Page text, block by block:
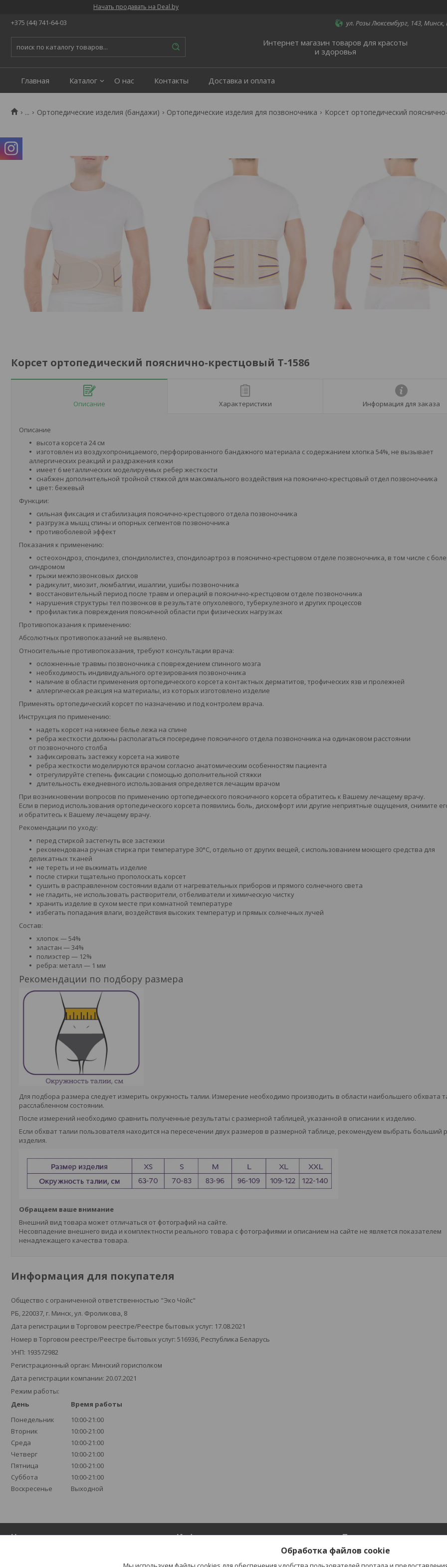
Начать продавать на Deal.by
+375 (44) 741-64-03 ул. Розы Люксембург, 143, Минск,
Интернет магазин товаров для красоты
и здоровья
Главная Каталог О нас Контакты Доставка и оплата
... Ортопедические изделия (бандажи) Ортопедические изделия для позвоночника
Корсет ортопедический пояснично-крестцовый Т-1586
Описание Характеристики Информация для заказа
Описание
высота корсета 24 см
изготовлен из воздухопроницаемого, перфорированного бандажного материала с содержанием хлопка 54%, не вызывает
аллергических реакций и раздражения кожи
имеет 6 металлических моделируемых ребер жесткости
снабжен дополнительной тройной стяжкой для максимального воздействия на пояснично-крестцовый отдел позвоночника
цвет: бежевый
Функции:
сильная фиксация и стабилизация пояснично-крестцового отдела позвоночника
разгрузка мышц спины и опорных сегментов позвоночника
противоболевой эффект
Показания к применению:
остеохондроз, спондилез, спондилолистез, спондилоартроз в пояснично-крестцовом отделе позвоночника, в том числе с
синдромом
грыжи межпозвонковых дисков
радикулит, миозит, люмбалгии, ишалгии, ушибы позвоночника
восстановительный период после травм и операций в пояснично-крестцовом отделе позвоночника
нарушения структуры тел позвонков в результате опухолевого, туберкулезного и других процессов
профилактика повреждения поясничной области при физических нагрузках
Противопоказания к применению:
Абсолютных противопоказаний не выявлено.
Относительные противопоказания, требуют консультации врача:
осложненные травмы позвоночника с повреждением спинного мозга
необходимость индивидуального ортезирования позвоночника
наличие в области применения ортопедического корсета контактных дерматитов, трофических язв и пролежней
аллергическая реакция на материалы, из которых изготовлено изделие
Применять ортопедический корсет по назначению и под контролем врача.
Инструкция по применению:
надеть корсет на нижнее белье лежа на спине
ребра жесткости должны располагаться посередине поясничного отдела позвоночника на одинаковом расстоянии
от позвоночного столба
зафиксировать застежку корсета на животе
ребра жесткости моделируются врачом согласно анатомическим особенностям пациента
отрегулируйте степень фиксации с помощью дополнительной стяжки
длительность ежедневного использования определяется лечащим врачом
При возникновении вопросов по применению ортопедического поясничного корсета обратитесь к Вашему лечащему врачу.
Если в период использования ортопедического корсета появились боль, дискомфорт или другие неприятные ощущения, снимите
и обратитесь к Вашему лечащему врачу.
Рекомендации по уходу:
перед стиркой застегнуть все застежки
рекомендована ручная стирка при температуре 30°C, отдельно от других вещей, с использованием моющего средства для
деликатных тканей
не тереть и не выжимать изделие
после стирки тщательно прополоскать корсет
сушить в расправленном состоянии вдали от нагревательных приборов и прямого солнечного света
не гладить, не использовать растворители, отбеливатели и химическую чистку
хранить изделие в сухом месте при комнатной температуре
избегать попадания влаги, воздействия высоких температур и прямых солнечных лучей
Состав:
хлопок — 54%
эластан — 34%
полиэстер — 12%
ребра: металл — 1 мм
Рекомендации по подбору размера
Для подбора размера следует измерить окружность талии. Измерение необходимо производить в области наибольшего обхвата
расслабленном состоянии.
После измерений необходимо сравнить полученные результаты с размерной таблицей, указанной в описании к изделию.
Если обхват талии пользователя находится на пересечении двух размеров в размерной таблице, рекомендуем выбрать больший
изделия.
Обращаем ваше внимание
Внешний вид товара может отличаться от фотографий на сайте.
Несовпадение внешнего вида и комплектности реального товара с фотографиями и описанием на сайте не является показателем
ненадлежащего качества товара.
Информация для покупателя
Общество с ограниченной ответственностью "Эко Чойс"
РБ, 220037, г. Минск, ул. Фроликова, 8
Дата регистрации в Торговом реестре/Реестре бытовых услуг: 17.08.2021
Номер в Торговом реестре/Реестре бытовых услуг: 516936, Республика Беларусь
УНП: 193572982
Регистрационный орган: Минский горисполком
Дата регистрации компании: 20.07.2021
Режим работы:
День
Время работы
Понедельник
10:00-21:00
Вторник
10:00-21:00
Среда
10:00-21:00
Четверг
10:00-21:00
Пятница
10:00-21:00
Суббота
10:00-21:00
Воскресенье
Выходной
Навигация Информация Полезное
Каталог
Обработка файлов cookie